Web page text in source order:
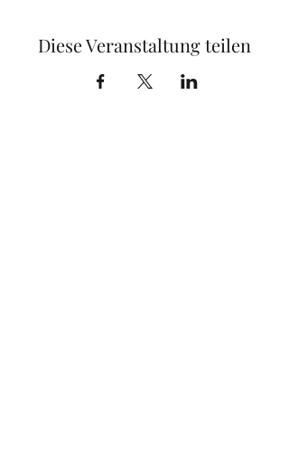
Diese Veranstaltung teilen